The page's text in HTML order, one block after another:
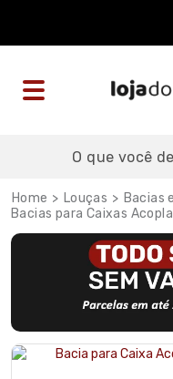
Louças
Bacias
Bacias para Caixas